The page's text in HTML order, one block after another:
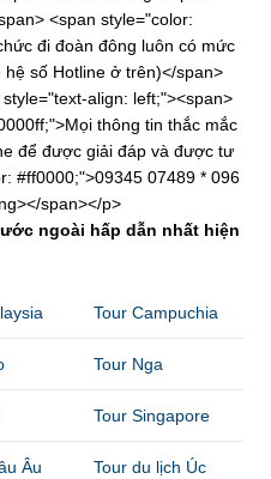
<span style="color:
đi đoàn đông luôn có mức
số Hotline ở trên)</span>
align: left;"><span>
thông tin thắc mắc
để được giải đáp và được tư
#ff0000;">09345 07489 * 096
span></p>
ngoài hấp dẫn nhất hiện
Tour Campuchia
Tour Nga
Tour Singapore
Âu Tour du lịch Úc